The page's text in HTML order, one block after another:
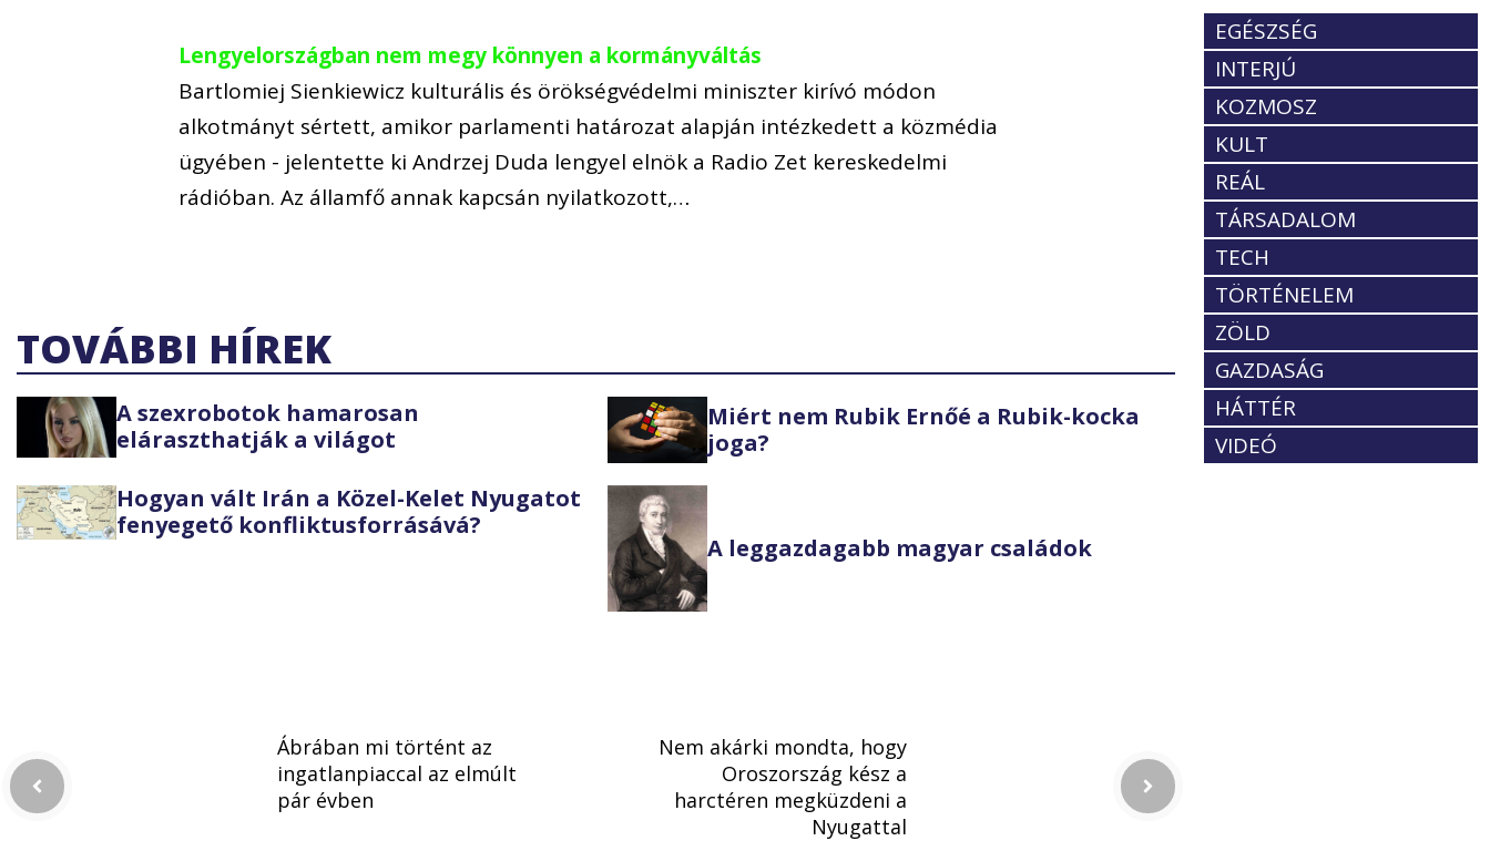
Lengyelországban nem megy könnyen a kormányváltás
Bartlomiej Sienkiewicz kulturális és örökségvédelmi miniszter kirívó módon
alkotmányt sértett, amikor parlamenti határozat alapján intézkedett a közmédia
ügyében - jelentette ki Andrzej Duda lengyel elnök a Radio Zet kereskedelmi
rádióban. Az államfő annak kapcsán nyilatkozott,…
TOVÁBBI HÍREK
A szexrobotok hamarosan
eláraszthatják a világot
Miért nem Rubik Ernőé a Rubik-kocka
joga?
Hogyan vált Irán a Közel-Kelet Nyugatot
fenyegető konfliktusforrásává?
A leggazdagabb magyar családok
EGÉSZSÉG
INTERJÚ
KOZMOSZ
KULT
REÁL
TÁRSADALOM
TECH
TÖRTÉNELEM
ZÖLD
GAZDASÁG
HÁTTÉR
VIDEÓ
Ábrában mi történt az
ingatlanpiaccal az elmúlt
pár évben
Nem akárki mondta, hogy
Oroszország kész a
harctéren megküzdeni a
Nyugattal